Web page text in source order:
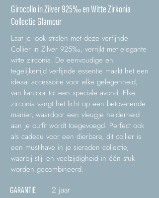
Girocollo in Zilver 925‰ en Witte Zirkonia
Collectie Glamour
Laat je look stralen met deze verfijnde
Collier in Zilver 925‰, verrijkt met elegante
witte zirconia. De eenvoudige en
tegelijkertijd verfijnde essentie maakt het een
ideaal accessoire voor elke gelegenheid,
van kantoor tot een speciale avond. Elke
zirconia vangt het licht op een betoverende
manier, waardoor een vleugje helderheid
aan je outfit wordt toegevoegd. Perfect ook
als cadeau voor een dierbare, dit collier is
een must-have in je sieraden collectie,
waarbij stijl en veelzijdigheid in één stuk
worden gecombineerd.
GARANTIE 2 jaar